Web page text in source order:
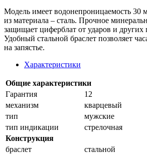
Модель имеет водонепроницаемость 30
из материала – сталь. Прочное
защищает циферблат от ударов и
Удобный стальной браслет позволяет
на запястье.
Характеристики
Общие характеристики
Гарантия
12
механизм
кварцевый
тип
мужские
тип индикации
стрелочная
Конструкция
браслет
стальной